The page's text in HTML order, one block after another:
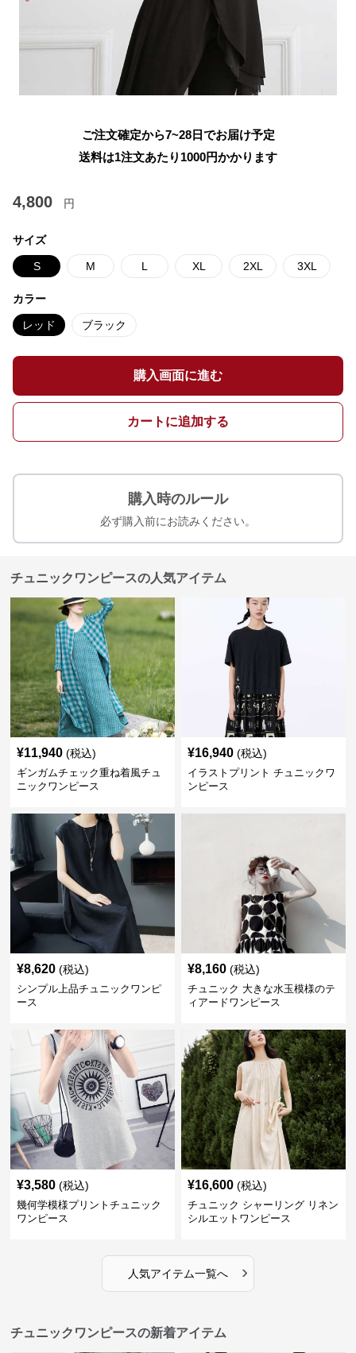
ご注文確定から7~28日でお届け予定
送料は1注文あたり 1000円かかります
4,800 円
サイズ
S M L XL 2XL 3XL
カラー
レッド ブラック
購入画面に進む
カートに追加する
購入時のルール
必ず購入前にお読みください。
チュニックワンピースの人気アイテム
¥11,940 (税込)
ギンガムチェック重ね着風チュ
ニックワンピース
¥16,940 (税込)
イラストプリント チュニックワ
ンピース
¥8,620 (税込)
シンプル上品チュニックワンピ
ース
¥8,160 (税込)
チュニック 大きな水玉模様のテ
ィアードワンピース
¥3,580 (税込)
幾何学模様プリントチュニック
ワンピース
¥16,600 (税込)
チュニック シャーリング リネン
シルエットワンピース
人気アイテム一覧へ ›
チュニックワンピースの新着アイテム